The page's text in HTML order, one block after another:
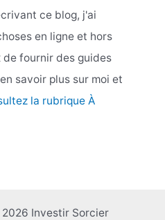
ce blog, j'ai
en ligne et hors
de fournir des guides
savoir plus sur moi et
la rubrique À
Investir Sorcier